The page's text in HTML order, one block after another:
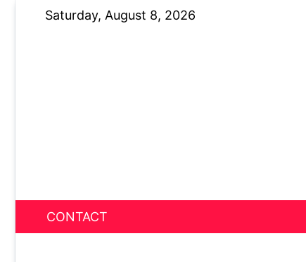
Saturday, August 8, 2026
News Nest
CONTACT